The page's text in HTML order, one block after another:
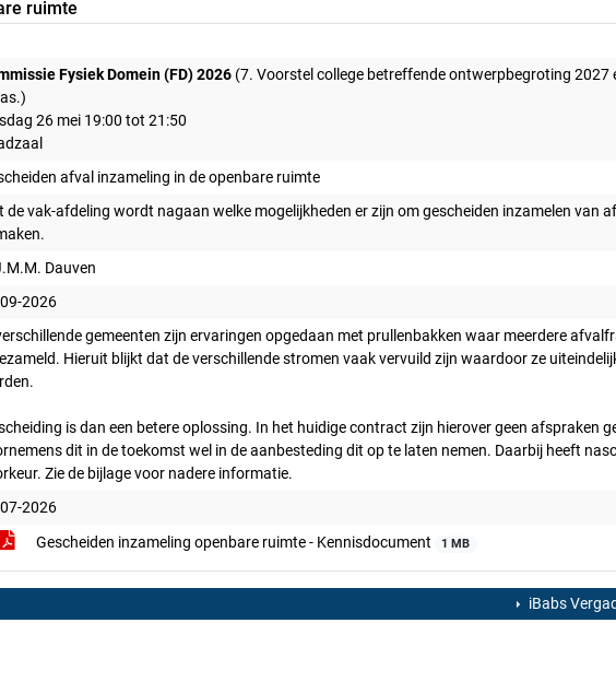
ruimte
Fysiek Domein (FD) 2026 (7. Voorstel college betreffende ontwerpbegroting 2027
26 mei 19:00 tot 21:50
afval inzameling in de openbare ruimte
de vak-afdeling wordt nagaan welke mogelijkheden er zijn om gescheiden inzamelen van
Dauven
2026
gemeenten zijn ervaringen opgedaan met prullenbakken waar meerdere
Hieruit blijkt dat de verschillende stromen vaak vervuild zijn waardoor ze
is dan een betere oplossing. In het huidige contract zijn hierover geen afspraken
dit in de toekomst wel in de aanbesteding dit op te laten nemen. Daarbij heeft
Zie de bijlage voor nadere informatie.
2026
Gescheiden inzameling openbare ruimte - Kennisdocument 1 MB
iBabs